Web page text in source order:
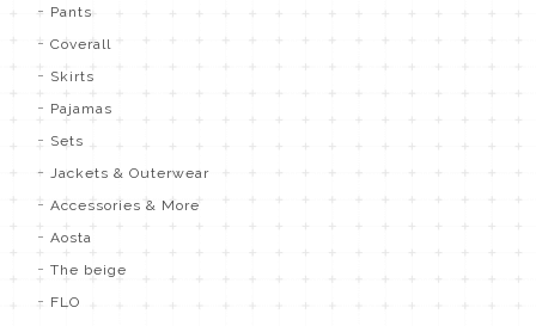
Pants
Coverall
Skirts
Pajamas
Sets
Jackets & Outerwear
Accessories & More
Aosta
The beige
FLO